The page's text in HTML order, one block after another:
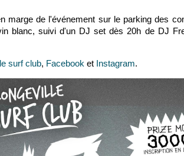
marge de l'événement sur le parking des
blanc, suivi d'un DJ set dès 20h de DJ
surf club, Facebook et Instagram.